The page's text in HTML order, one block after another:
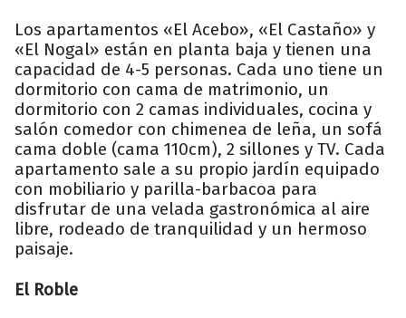
Los apartamentos «El Acebo», «El Castaño» y
«El Nogal» están en planta baja y tienen una
capacidad de 4-5 personas. Cada uno tiene un
dormitorio con cama de matrimonio, un
dormitorio con 2 camas individuales, cocina y
salón comedor con chimenea de leña, un sofá
cama doble (cama 110cm), 2 sillones y TV. Cada
apartamento sale a su propio jardín equipado
con mobiliario y parilla-barbacoa para
disfrutar de una velada gastronómica al aire
libre, rodeado de tranquilidad y un hermoso
paisaje.
El Roble